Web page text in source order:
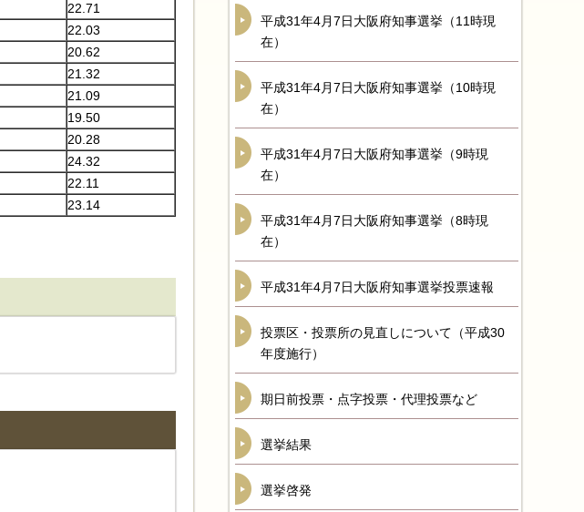
22.71
22.03
20.62
21.32
21.09
19.50
20.28
24.32
22.11
23.14
平成31年4月7日大阪府知事選挙（11時現
在）
平成31年4月7日大阪府知事選挙（10時現
在）
平成31年4月7日大阪府知事選挙（9時現
在）
平成31年4月7日大阪府知事選挙（8時現
在）
平成31年4月7日大阪府知事選挙投票速報
投票区・投票所の見直しについて（平成30
年度施行）
期日前投票・点字投票・代理投票など
選挙結果
選挙啓発